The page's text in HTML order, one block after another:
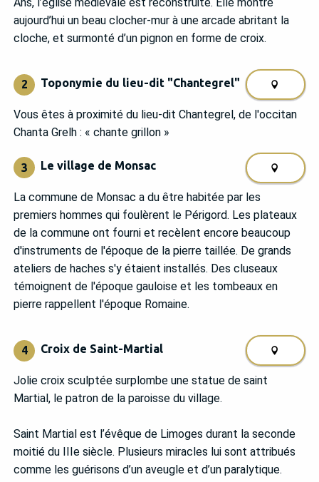
Ans, l’église médiévale est reconstruite. Elle montre
aujourd’hui un beau clocher-mur à une arcade abritant la
cloche, et surmonté d’un pignon en forme de croix.
2 Toponymie du lieu-dit "Chantegrel"
Vous êtes à proximité du lieu-dit Chantegrel, de l'occitan
Chanta Grelh : « chante grillon »
3 Le village de Monsac
La commune de Monsac a du être habitée par les
premiers hommes qui foulèrent le Périgord. Les plateaux
de la commune ont fourni et recèlent encore beaucoup
d'instruments de l'époque de la pierre taillée. De grands
ateliers de haches s'y étaient installés. Des cluseaux
témoignent de l'époque gauloise et les tombeaux en
pierre rappellent l'époque Romaine.
4 Croix de Saint-Martial
Jolie croix sculptée surplombe une statue de saint
Martial, le patron de la paroisse du village.
Saint Martial est l’évêque de Limoges durant la seconde
moitié du IIIe siècle. Plusieurs miracles lui sont attribués
comme les guérisons d’un aveugle et d’un paralytique.